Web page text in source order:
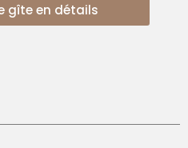
gîte en détails